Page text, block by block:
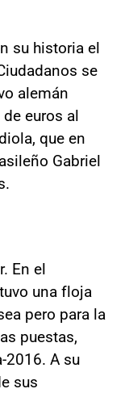
su historia el
se
alemán
euros al
que en
Gabriel
En el
una floja
pero para la
puestas,
2016. A su
sus